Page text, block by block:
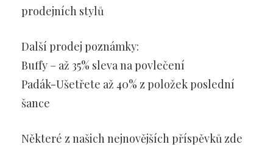
prodejních stylů
Další prodej poznámky:
Buffy – až 35% sleva na povlečení
Padák-Ušetřete až 40% z položek poslední
šance
Některé z našich nejnovějších příspěvků zde